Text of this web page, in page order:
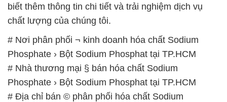
biết thêm thông tin chi tiết và trải nghiệm dịch vụ
chất lượng của chúng tôi.
# Nơi phân phối ¬ kinh doanh hóa chất Sodium
Phosphate › Bột Sodium Phosphat tại TP.HCM
# Nhà thương mại § bán hóa chất Sodium
Phosphate › Bột Sodium Phosphat tại TP.HCM
# Địa chỉ bán © phân phối hóa chất Sodium